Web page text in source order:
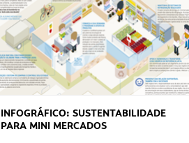
INFOGRÁFICO: SUSTENTABILIDADE
PARA MINI MERCADOS